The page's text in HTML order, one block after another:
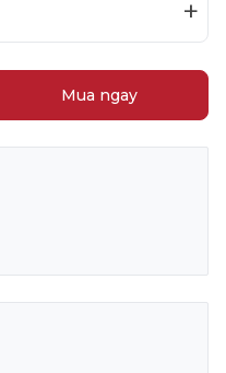
+
Mua ngay